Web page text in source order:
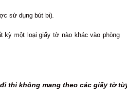
sử dụng bút bi).
kỳ một loại giấy tờ nào khác vào phòng
thi không mang theo các giấy tờ